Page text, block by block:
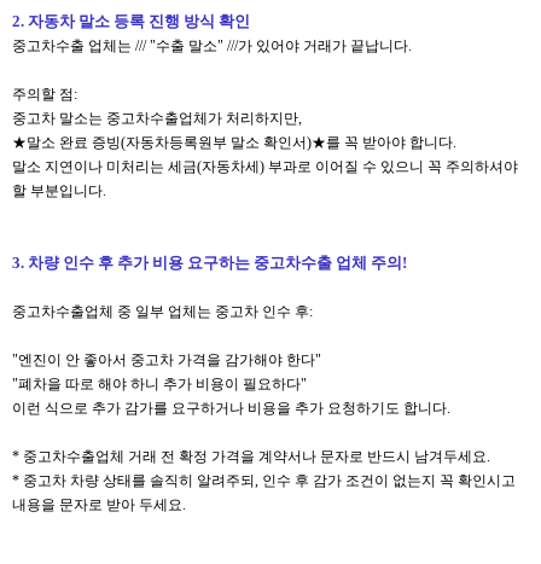
2. 자동차 말소 등록 진행 방식 확인
중고차수출 업체는 /// "수출 말소" ///가 있어야 거래가 끝납니다.
주의할 점:
중고차 말소는 중고차수출업체가 처리하지만,
★말소 완료 증빙(자동차등록원부 말소 확인서)★를 꼭 받아야 합니다.
말소 지연이나 미처리는 세금(자동차세) 부과로 이어질 수 있으니 꼭 주의하셔야
할 부분입니다.​
3. 차량 인수 후 추가 비용 요구하는 중고차수출 업체 주의!
중고차수출업체 중 일부 업체는 중고차 인수 후:
"엔진이 안 좋아서 중고차 가격을 감가해야 한다"
"폐차을 따로 해야 하니 추가 비용이 필요하다"
이런 식으로 추가 감가를 요구하거나 비용을 추가 요청하기도 합니다.
* 중고차수출업체 거래 전 확정 가격을 계약서나 문자로 반드시 남겨두세요.
* 중고차 차량 상태를 솔직히 알려주되, 인수 후 감가 조건이 없는지 꼭 확인시고
내용을 문자로 받아 두세요.